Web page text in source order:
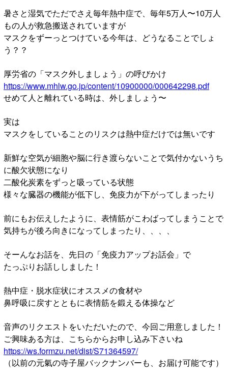
暑さと湿気でただでさえ毎年熱中症で、毎年5万人〜10万人
もの人が救急搬送されていますが
マスクをずーっとつけている今年は、どうなることでしょ
う？？
厚労省の「マスク外しましょう」の呼びかけ
https://www.mhlw.go.jp/content/10900000/000642298.pdf
せめて人と離れている時は、外しましょう〜
実は
マスクをしていることのリスクは熱中症だけでは無いです
新鮮な空気が細胞や脳に行き渡らないことで気付かないうち
に酸欠状態になり
二酸化炭素をずっと吸っている状態
様々な臓器の機能が低下し、免疫力が下がってしまったり
前にもお伝えしたように、表情筋がこわばってしまうことで
気持ちが後ろ向きになってしまったり、、、、
そーんなお話を、先日の「免疫力アップお話会」で
たっぷりお話ししました！
熱中症・脱水症状にオススメの食材や
鼻呼吸に戻すとともに表情筋を鍛える体操など
音声のリクエストをいただいたので、今回ご用意しました！
ご興味ある方は、こちらからお申し込み下さいね
https://ws.formzu.net/dist/S71364597/
（以前の元氣の寺子屋バックナンバーも、お届け可能です）